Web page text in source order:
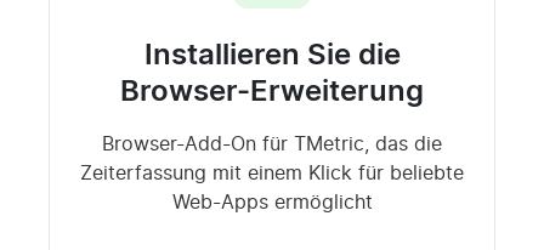
Installieren Sie die
Browser-Erweiterung
Browser-Add-On für TMetric, das die
Zeiterfassung mit einem Klick für beliebte
Web-Apps ermöglicht